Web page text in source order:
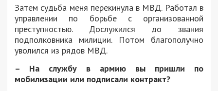
Затем судьба меня перекинула в МВД. Работал в
управлении по борьбе с организованной
преступностью. Дослужился до звания
подполковника милиции. Потом благополучно
уволился из рядов МВД.
– На службу в армию вы пришли по
мобилизации или подписали контракт?